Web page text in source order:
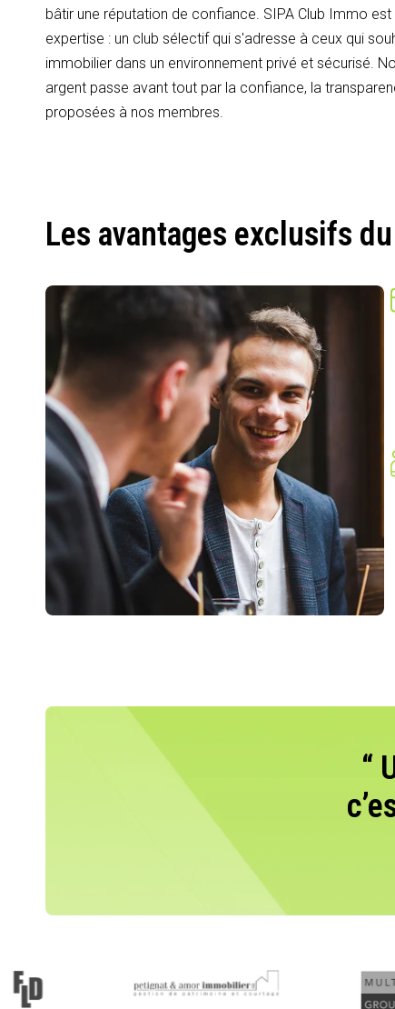
bâtir une réputation de confiance. SIPA Club Immo
expertise : un club sélectif qui s'adresse à ceux qui
immobilier dans un environnement privé et sécurisé.
argent passe avant tout par la confiance, la
proposées à nos membres.
Les avantages exclusifs
“